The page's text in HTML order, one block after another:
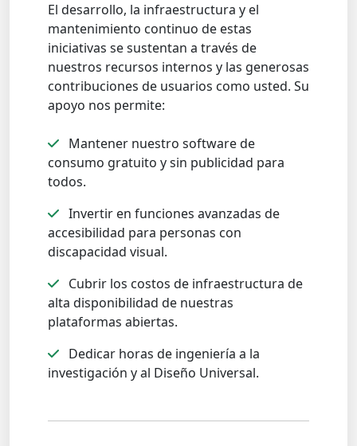
El desarrollo, la infraestructura y el
mantenimiento continuo de estas
iniciativas se sustentan a través de
nuestros recursos internos y las generosas
contribuciones de usuarios como usted. Su
apoyo nos permite:
Mantener nuestro software de
consumo gratuito y sin publicidad para
todos.
Invertir en funciones avanzadas de
accesibilidad para personas con
discapacidad visual.
Cubrir los costos de infraestructura de
alta disponibilidad de nuestras
plataformas abiertas.
Dedicar horas de ingeniería a la
investigación y al Diseño Universal.